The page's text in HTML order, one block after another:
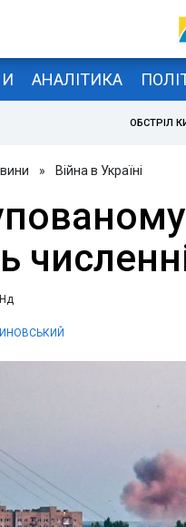
АНАЛІТИКА
ОБСТРІЛ
» Війна в Україні